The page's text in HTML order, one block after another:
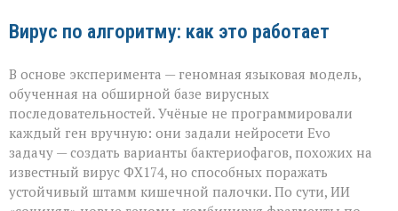
Вирус по алгоритму: как это работает
В основе эксперимента — геномная языковая модель,
обученная на обширной базе вирусных
последовательностей. Учёные не программировали
каждый ген вручную: они задали нейросети Evo
задачу — создать варианты бактериофагов, похожих на
известный вирус ФХ174, но способных поражать
устойчивый штамм кишечной палочки. По сути, ИИ